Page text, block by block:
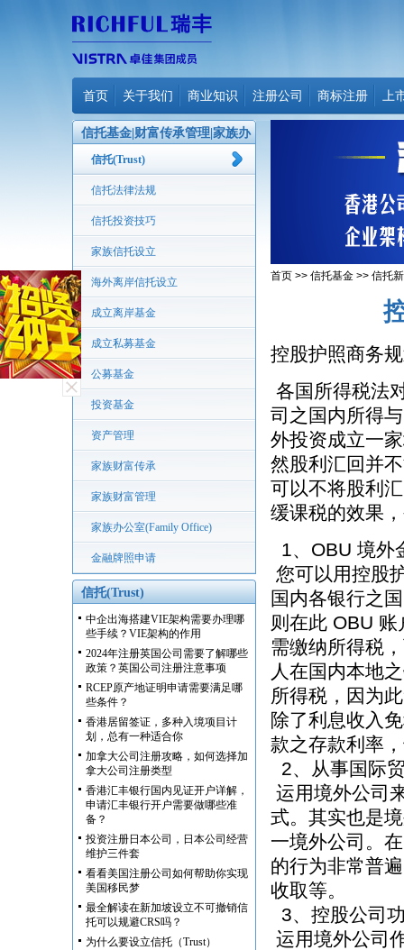
首页 关于我们 商业知识 注册公司 商标注册 上
信托基金|财富传承管理|家族办
公室
信托(Trust)
信托法律法规
信托投资技巧
家族信托设立
海外离岸信托设立
成立离岸基金
成立私募基金
公募基金
投资基金
资产管理
家族财富传承
家族财富管理
家族办公室(Family Office)
金融牌照申请
信托(Trust)
中企出海搭建VIE架构需要办理哪
些手续？VIE架构的作用
2024年注册英国公司需要了解哪些
政策？英国公司注册注意事项
RCEP原产地证明申请需要满足哪
些条件？
香港居留签证，多种入境项目计
划，总有一种适合你
加拿大公司注册攻略，如何选择加
拿大公司注册类型
香港汇丰银行国内见证开户详解，
申请汇丰银行开户需要做哪些准
备？
投资注册日本公司，日本公司经营
维护三件套
看看美国注册公司如何帮助你实现
美国移民梦
最全解读在新加坡设立不可撤销信
托可以规避CRS吗？
为什么要设立信托（Trust）
首页 >> 信托基金 >> 信托
控股护照商务
各国所得税法
司之国内所得
外投资成立一
然股利汇回并
可以不将股利
缓课税的效果
1、OBU 境外
您可以用控股
国内各银行之
则在此 OBU
需缴纳所得税
人在国内本地
所得税，因为
除了利息收入
款之存款利率
2、从事国际
运用境外公司
式。其实也是
一境外公司。
的行为非常普
收取等。
3、控股公司
运用境外公司